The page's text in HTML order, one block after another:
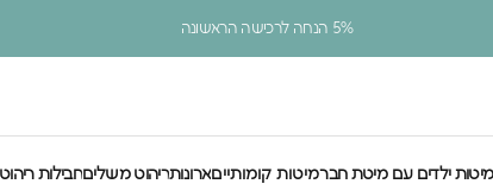
5% הנחה לרכישה הראשונה
מיטות ילדים עם מיטת חברמיטות קומותייםארונותריהוט משליםחבילות